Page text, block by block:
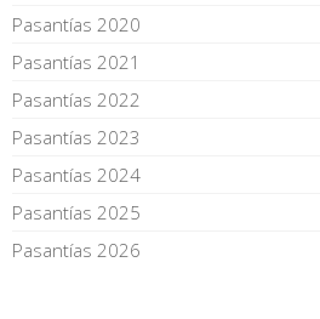
Pasantías 2020
Pasantías 2021
Pasantías 2022
Pasantías 2023
Pasantías 2024
Pasantías 2025
Pasantías 2026